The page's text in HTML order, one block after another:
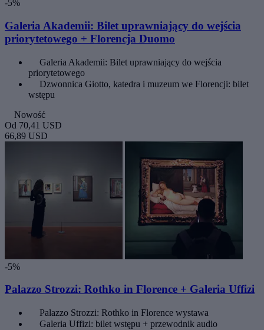
-5%
Galeria Akademii: Bilet uprawniający do wejścia
priorytetowego + Florencja Duomo
Galeria Akademii: Bilet uprawniający do wejścia
priorytetowego
Dzwonnica Giotto, katedra i muzeum we Florencji: bilet
wstępu
Nowość
Od 70,41 USD
66,89 USD
-5%
Palazzo Strozzi: Rothko in Florence + Galeria Uffizi
Palazzo Strozzi: Rothko in Florence wystawa
Galeria Uffizi: bilet wstępu + przewodnik audio